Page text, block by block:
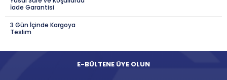
İade Garantisi
3 Gün İçinde Kargoya
Teslim
E-BÜLTENE ÜYE OLUN